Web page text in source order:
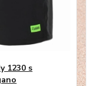
1230 s